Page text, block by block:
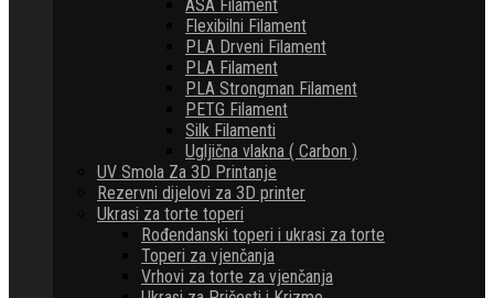
ASA Filament
Flexibilni Filament
PLA Drveni Filament
PLA Filament
PLA Strongman Filament
PETG Filament
Silk Filamenti
Ugljična vlakna ( Carbon )
UV Smola Za 3D Printanje
Rezervni dijelovi za 3D printer
Ukrasi za torte toperi
Rođendanski toperi i ukrasi za torte
Toperi za vjenčanja
Vrhovi za torte za vjenčanja